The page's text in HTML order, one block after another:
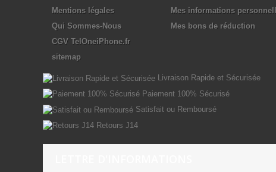
Mentions légales
Qui Sommes-Nous
CGV TelOneiPhone.fr
sitemap
Mes informations
Mes bons de réduction
Livraison Rapide et Sécurisée
Paiement 100% Sécurisé
Satisfait ou Remboursé
Retours J14